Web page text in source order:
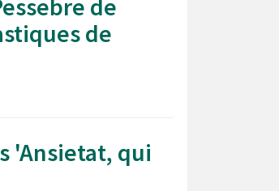
de
de
'Ansietat, qui